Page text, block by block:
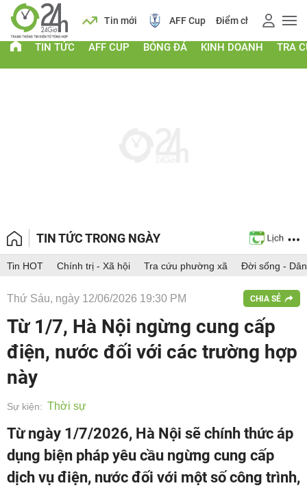
Lịch Tin mới AFF Cup Điểm chuẩn 2026
TIN TỨC AFF CUP BÓNG ĐÁ KINH DOANH TRA
TIN TỨC TRONG NGÀY
Tin HOT Chính trị - Xã hội Tra cứu phường xã Đời sống -
Thứ Sáu, ngày 12/06/2026 19:30 PM CHIA SẺ
Từ 1/7, Hà Nội ngừng cung cấp
điện, nước đối với các trường hợp
này
Sự kiện: Thời sự
Từ ngày 1/7/2026, Hà Nội sẽ chính thức áp
dụng biện pháp yêu cầu ngừng cung cấp
dịch vụ điện, nước đối với một số công trình,